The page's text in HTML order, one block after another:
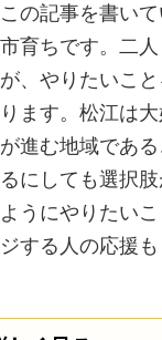
の記事を書い
育ちです。二
、やりたいこ
ます。松江は
進む地域であ
にしても選択
うにやりたい
する人の応援